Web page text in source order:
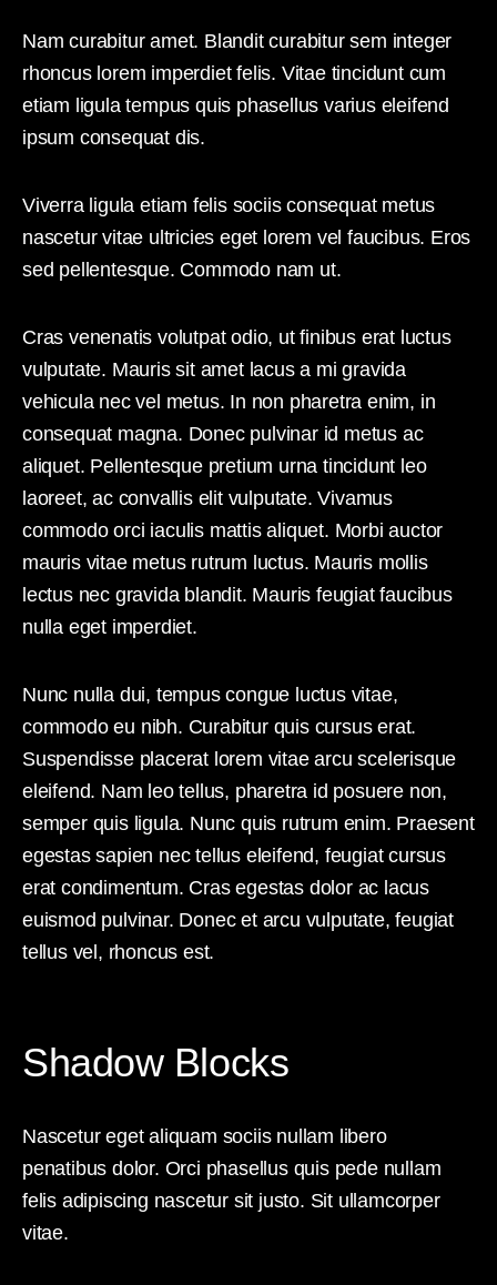
Nam curabitur amet. Blandit curabitur sem integer
rhoncus lorem imperdiet felis. Vitae tincidunt cum
etiam ligula tempus quis phasellus varius eleifend
ipsum consequat dis.
Viverra ligula etiam felis sociis consequat metus
nascetur vitae ultricies eget lorem vel faucibus. Eros
sed pellentesque. Commodo nam ut.
Cras venenatis volutpat odio, ut finibus erat luctus
vulputate. Mauris sit amet lacus a mi gravida
vehicula nec vel metus. In non pharetra enim, in
consequat magna. Donec pulvinar id metus ac
aliquet. Pellentesque pretium urna tincidunt leo
laoreet, ac convallis elit vulputate. Vivamus
commodo orci iaculis mattis aliquet. Morbi auctor
mauris vitae metus rutrum luctus. Mauris mollis
lectus nec gravida blandit. Mauris feugiat faucibus
nulla eget imperdiet.
Nunc nulla dui, tempus congue luctus vitae,
commodo eu nibh. Curabitur quis cursus erat.
Suspendisse placerat lorem vitae arcu scelerisque
eleifend. Nam leo tellus, pharetra id posuere non,
semper quis ligula. Nunc quis rutrum enim. Praesent
egestas sapien nec tellus eleifend, feugiat cursus
erat condimentum. Cras egestas dolor ac lacus
euismod pulvinar. Donec et arcu vulputate, feugiat
tellus vel, rhoncus est.
Shadow Blocks
Nascetur eget aliquam sociis nullam libero
penatibus dolor. Orci phasellus quis pede nullam
felis adipiscing nascetur sit justo. Sit ullamcorper
vitae.